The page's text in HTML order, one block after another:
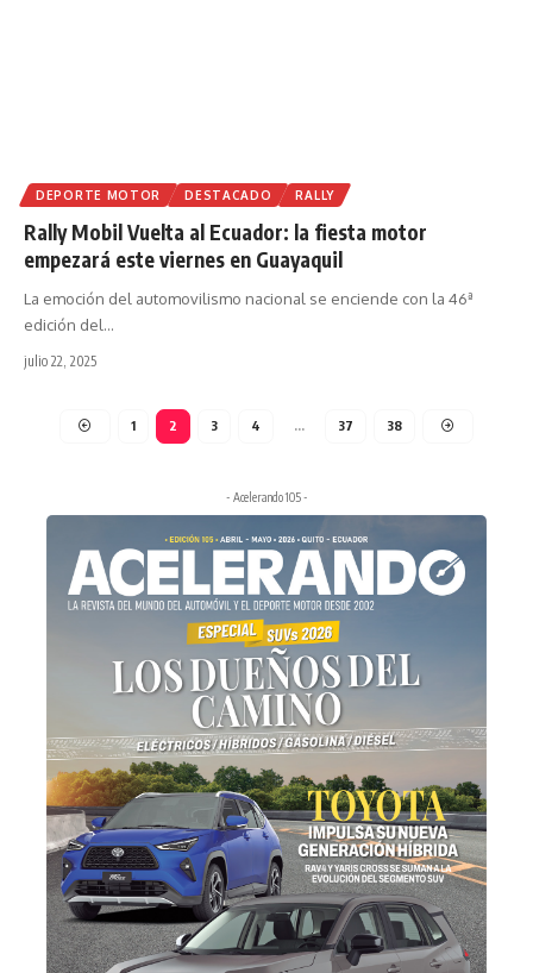
DEPORTE MOTOR DESTACADO RALLY
Rally Mobil Vuelta al Ecuador: la fiesta motor
empezará este viernes en Guayaquil
La emoción del automovilismo nacional se enciende con la 46ª
edición del…
julio 22, 2025
1 2 3 4 … 37 38
- Acelerando 105 -